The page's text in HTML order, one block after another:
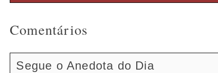
Comentários
Segue o Anedota do Dia